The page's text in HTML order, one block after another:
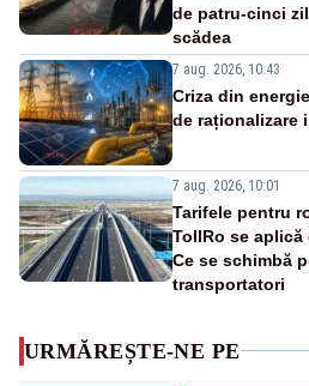
de patru-cinci
scădea
7 aug. 2026, 10:43
Criza din
de raționalizare
7 aug. 2026, 10:01
Tarifele pentru
TollRo se aplică
Ce se schimbă
transportatori
URMĂREȘTE-NE PE